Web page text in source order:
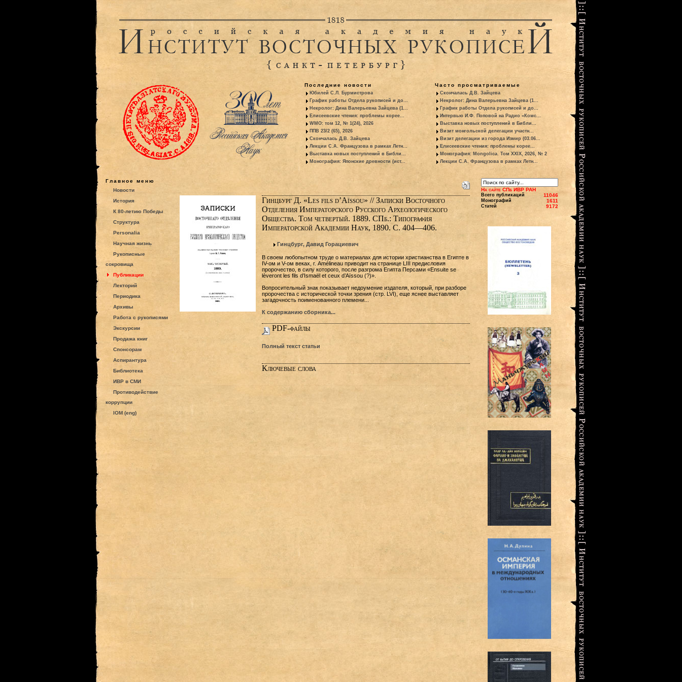
Последние новости
Юбилей С.Л. Бурмистрова
График работы Отдела рукописей и до...
Некролог: Дина Валерьевна Зайцева (1...
Елисеевские чтения: проблемы корее...
WMO: том 12, № 1(24), 2026
ППВ 23/2 (65), 2026
Скончалась Д.В. Зайцева
Лекции С.А. Французова в рамках Летн...
Выставка новых поступлений в Библи...
Монография: Японские древности (ист...
Часто просматриваемые
Скончалась Д.В. Зайцева
Некролог: Дина Валерьевна Зайцева (1...
График работы Отдела рукописей и до...
Интервью И.Ф. Поповой на Радио «Комс...
Выставка новых поступлений в Библи...
Визит монгольской делегации участн...
Визит делегации из города Измир (03.06...
Елисеевские чтения: проблемы корее...
Монография: Mongolica. Том XXIX, 2026, № 2
Лекции С.А. Французова в рамках Летн...
Главное меню
Новости
История
К 80-летию Победы
Структура
Personalia
Научная жизнь
Рукописные
сокровища
Публикации
Лекторий
Периодика
Архивы
Работа с рукописями
Экскурсии
Продажа книг
Спонсорам
Аспирантура
Библиотека
ИВР в СМИ
Противодействие
коррупции
IOM (eng)
Гинцбург Д. «Les fils d’Aïssou» // Записки Восточного
Отделения Императорского Русского Археологического
Общества. Том четвертый. 1889. СПб.: Типография
Императорской Академии Наук, 1890. С. 404—406.
Гинцбург, Давид Горациевич
В своем любопытном труде о материалах для истории христианства в Египте в
IV-ом и V-ом веках, г. Amélineau приводит на странице LIII предисловия
пророчество, в силу которого, после разгрома Египта Персами «Ensuite se
lèveront les fils d’Ismaël et ceux d’Aïssou (?)».
Вопросительный знак показывает недоумение издателя, который, при разборе
пророчества с исторической точки зрения (стр. LVI), еще яснее выставляет
загадочность поименованного племени...
К содержанию сборника...
PDF-файлы
Полный текст статьи
Ключевые слова
На сайте СПб ИВР РАН
Всего публикаций 11046
Монографий 1611
Статей 9172